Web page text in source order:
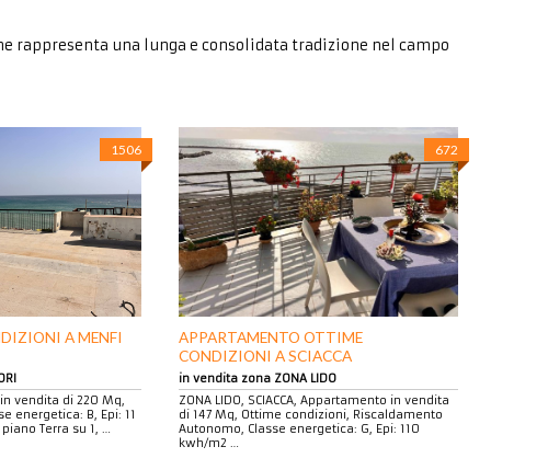
rappresenta una lunga e consolidata tradizione nel campo
1506
A MENFI
in vendita di 220 Mq,
energetica: B, Epi: 11
Terra su 1, …
672
APPARTAMENTO OTTIME
CONDIZIONI A SCIACCA
in vendita zona ZONA LIDO
ZONA LIDO, SCIACCA, Appartamento in vendita
di 147 Mq, Ottime condizioni, Riscaldamento
Autonomo, Classe energetica: G, Epi: 110
kwh/m2 …